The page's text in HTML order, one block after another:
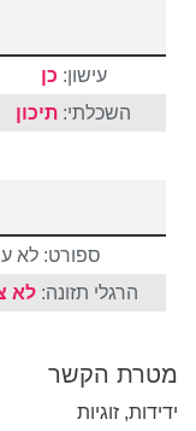
עישון: כן
השכלתי: תיכון
ספורט: לא
הרגלי תזונה: לא
מטרת הקשר
ידידות, זוגיות